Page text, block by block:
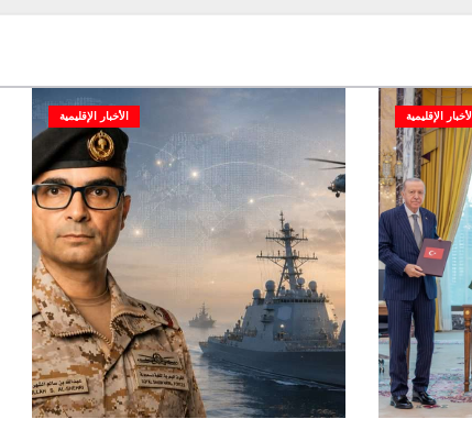
الأخبار الإقليمية الأخبار الإقليمية